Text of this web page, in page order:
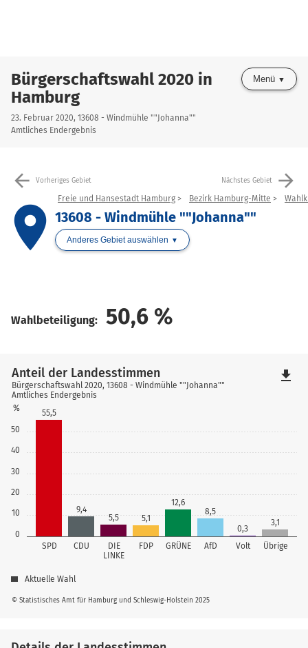
Bürgerschaftswahl 2020 in
Hamburg
23. Februar 2020, 13608 - Windmühle ""Johanna""
Amtliches Endergebnis
Menü
arrow_back Vorheriges Gebiet Nächstes Gebiet arrow_forward
place
Freie und Hansestadt Hamburg Bezirk Hamburg-Mitte
13608 - Windmühle ""Johanna""
Anderes Gebiet auswählen
Wahlbeteiligung: 50,6 %
0
10
20
30
40
50
%
SPD CDU
DIE
LINKE
FDP GRÜNE AfD Volt Übrige
55,5
9,4
5,5
5,1
12,6
8,5
0,3
3,1
© Statistisches Amt für Hamburg und Schleswig-Holstein 2025
Anteil der Landesstimmen
Bürgerschaftswahl 2020, 13608 - Windmühle ""Johanna""
Amtliches Endergebnis
Aktuelle Wahl
file_download